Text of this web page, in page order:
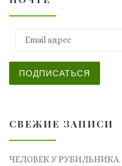
ПОДПИСАТЬСЯ
СВЕЖИЕ ЗАПИСИ
ЧЕЛОВЕК У РУБИЛЬНИКА.